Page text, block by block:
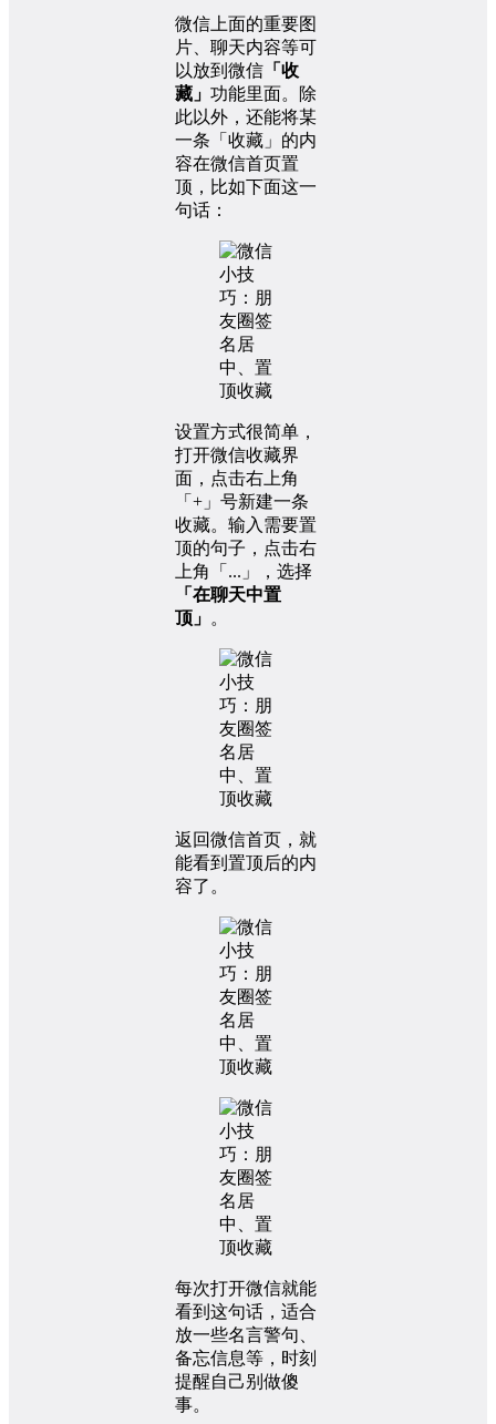
微信上面的重要图
片、聊天内容等可
以放到微信 「收
藏」 功能里面。除
此以外，还能将某
一条「收藏」的内
容在微信首页置
顶，比如下面这一
句话：
设置方式很简单，
打开微信收藏界
面，点击右上角
「+」号新建一条
收藏。输入需要置
顶的句子，点击右
上角「...」，选择
「在聊天中置
顶」 。
返回微信首页，就
能看到置顶后的内
容了。
每次打开微信就能
看到这句话，适合
放一些名言警句、
备忘信息等，时刻
提醒自己别做傻
事。